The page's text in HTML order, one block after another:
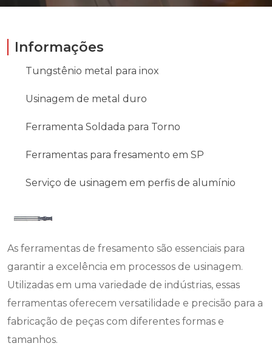
Informações
Tungstênio metal para inox
Usinagem de metal duro
Ferramenta Soldada para Torno
Ferramentas para fresamento em SP
Serviço de usinagem em perfis de alumínio
As ferramentas de fresamento são essenciais para
garantir a excelência em processos de usinagem.
Utilizadas em uma variedade de indústrias, essas
ferramentas oferecem versatilidade e precisão para a
fabricação de peças com diferentes formas e
tamanhos.